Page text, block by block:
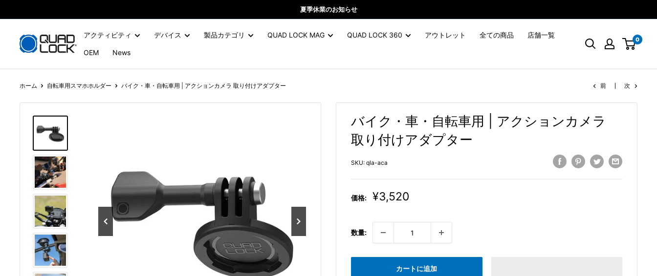
ン
に
夏季休業のお知らせ
アクティビティ デバイス 製品カテゴリ QUAD LOCK MAG QUAD LOCK 360 アウトレット 全ての商品 店舗一覧
OEM News
0
ホーム 自転車用スマホホルダー バイク・車・自転車用 | アクションカメラ 取り付けアダプター 前 次
バイク・車・自転車用 | アクションカメラ
取り付けアダプター
SKU: qla-aca
価格:
販
価
格
¥3,520
数量:
カートに追加